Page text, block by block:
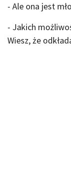
- Ale ona jest
- Jakich
Wiesz, że